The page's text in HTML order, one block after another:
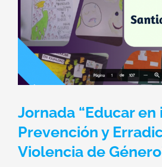
Jornada “Educar
Prevención y
Violencia de